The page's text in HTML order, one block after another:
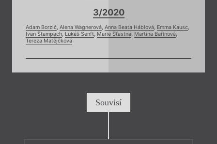
3/2020
Adam Borzič, Alena Wagnerová, Anna Beata Háblová, Emma Kausc,
Ivan Štampach, Lukáš Senft, Marie Šťastná, Martina Bařinová,
Tereza Matějčková
Souvisí